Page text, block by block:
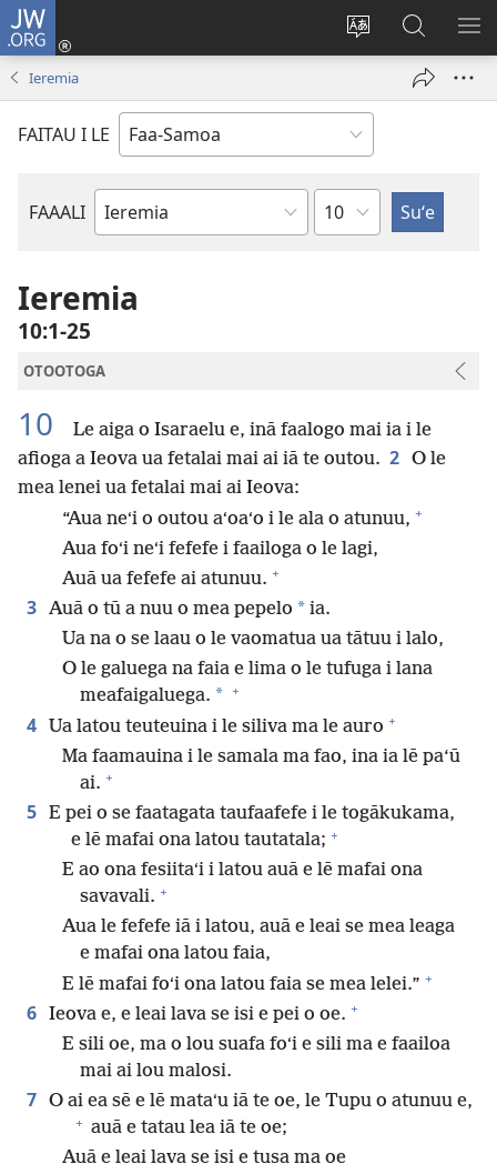
JW.ORG
Sui
gagana
o
le
tafaʻilagi
Log
isi
Suʻe
le
Ieremia
FAITAU I LE
FAAALI
Tusi
Tusi
Mataupu
Ieremia
10:1-25
OTOOTOGA
10
Le aiga o Isaraelu e, inā faalogo mai ia i le
afioga a Ieova ua fetalai mai ai iā te outou. 2 O le
mea lenei ua fetalai mai ai Ieova:
“Aua neʻi o outou aʻoaʻo i le ala o atunuu, +
Aua foʻi neʻi fefefe i faailoga o le lagi,
Auā ua fefefe ai atunuu. +
3 Auā o tū a nuu o mea pepelo * ia.
Ua na o se laau o le vaomatua ua tātuu i lalo,
O le galuega na faia e lima o le tufuga i lana
meafaigaluega. * +
4 Ua latou teuteuina i le siliva ma le auro +
Ma faamauina i le samala ma fao, ina ia lē pa‘ū
ai. +
5 E pei o se faatagata taufaafefe i le togākukama,
e lē mafai ona latou tautatala; +
E ao ona fesiitaʻi i latou auā e lē mafai ona
savavali. +
Aua le fefefe iā i latou, auā e leai se mea leaga
e mafai ona latou faia,
E lē mafai foʻi ona latou faia se mea lelei.” +
6 Ieova e, e leai lava se isi e pei o oe. +
E sili oe, ma o lou suafa foʻi e sili ma e faailoa
mai ai lou malosi.
7 O ai ea sē e lē mataʻu iā te oe, le Tupu o atunuu e,
+ auā e tatau lea iā te oe;
Auā e leai lava se isi e tusa ma oe